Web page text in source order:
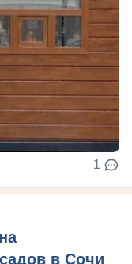
1
в Сочи